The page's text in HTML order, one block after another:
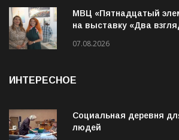
МВЦ «Пятнадцатый
на выставку «Два
07.08.2026
ИНТЕРЕСНОЕ
Социальная деревня
людей